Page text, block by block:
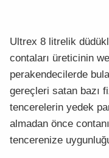
Ultrex 8 litrelik
contaları üreticinin
perakendecilerde
gereçleri satan bazı
tencerelerin yedek
almadan önce
tencerenize